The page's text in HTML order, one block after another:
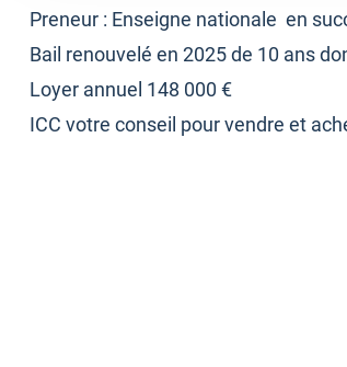
Preneur : Enseigne nationale en
Bail renouvelé en 2025 de 10 ans
Loyer annuel 148 000 €
ICC votre conseil pour vendre et